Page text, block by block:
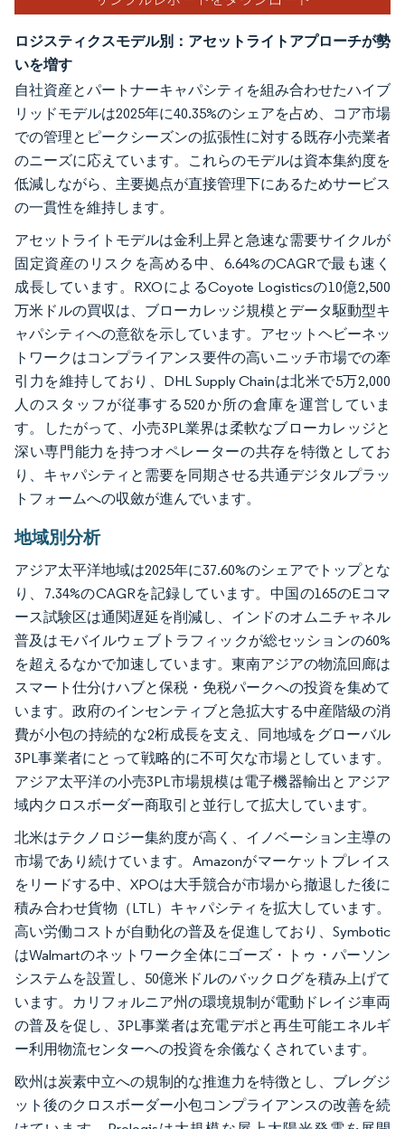
ロジスティクスモデル別：アセットライトアプローチが勢
いを増す
自社資産とパートナーキャパシティを組み合わせたハイブ
リッドモデルは2025年に40.35%のシェアを占め、コア市場
での管理とピークシーズンの拡張性に対する既存小売業者
のニーズに応えています。これらのモデルは資本集約度を
低減しながら、主要拠点が直接管理下にあるためサービス
の一貫性を維持します。
アセットライトモデルは金利上昇と急速な需要サイクルが
固定資産のリスクを高める中、6.64%のCAGRで最も速く
成長しています。RXOによるCoyote Logisticsの10億2,500
万米ドルの買収は、ブローカレッジ規模とデータ駆動型キ
ャパシティへの意欲を示しています。アセットヘビーネッ
トワークはコンプライアンス要件の高いニッチ市場での牽
引力を維持しており、DHL Supply Chainは北米で5万2,000
人のスタッフが従事する520か所の倉庫を運営していま
す。したがって、小売3PL業界は柔軟なブローカレッジと
深い専門能力を持つオペレーターの共存を特徴としてお
り、キャパシティと需要を同期させる共通デジタルプラッ
トフォームへの収斂が進んでいます。
地域別分析
アジア太平洋地域は2025年に37.60%のシェアでトップとな
り、7.34%のCAGRを記録しています。中国の165のEコマ
ース試験区は通関遅延を削減し、インドのオムニチャネル
普及はモバイルウェブトラフィックが総セッションの60%
を超えるなかで加速しています。東南アジアの物流回廊は
スマート仕分けハブと保税・免税パークへの投資を集めて
います。政府のインセンティブと急拡大する中産階級の消
費が小包の持続的な2桁成長を支え、同地域をグローバル
3PL事業者にとって戦略的に不可欠な市場としています。
アジア太平洋の小売3PL市場規模は電子機器輸出とアジア
域内クロスボーダー商取引と並行して拡大しています。
北米はテクノロジー集約度が高く、イノベーション主導の
市場であり続けています。Amazonがマーケットプレイス
をリードする中、XPOは大手競合が市場から撤退した後に
積み合わせ貨物（LTL）キャパシティを拡大しています。
高い労働コストが自動化の普及を促進しており、Symbotic
はWalmartのネットワーク全体にゴーズ・トゥ・パーソン
システムを設置し、50億米ドルのバックログを積み上げて
います。カリフォルニア州の環境規制が電動ドレイジ車両
の普及を促し、3PL事業者は充電デポと再生可能エネルギ
ー利用物流センターへの投資を余儀なくされています。
欧州は炭素中立への規制的な推進力を特徴とし、ブレグジ
ット後のクロスボーダー小包コンプライアンスの改善を続